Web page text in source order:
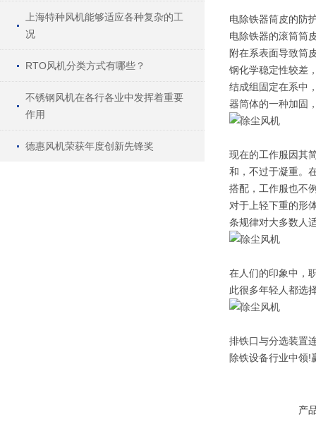
上海特种风机能够适应各种复杂的工
况
RTO风机分类方式有哪些？
不锈钢风机在各行各业中发挥着重要
作用
德惠风机荣获年度创新先锋奖
电除铁器筒皮的防
电除铁器的滚筒筒
附在系表面导致筒
钢化学稳定性较差
结成组固定在系中
器筒体的一种加固
现在的工作服因其
和，不过于凝重。
搭配，工作服也不
对于上轻下重的形
条规律对大多数人
在人们的印象中，
此很多年轻人都选
排铁口与分选装置
除铁设备行业中领!
产